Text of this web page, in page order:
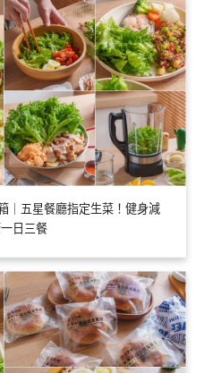
｜五星餐廳指定生菜！健身減
日三餐